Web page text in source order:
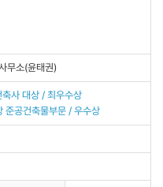
무소(윤태권)
사 대상 / 최우수상
준공건축물부문 / 우수상